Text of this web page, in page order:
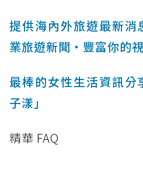
提供海內外旅遊最新消
業旅遊新聞‧豐富你的
最棒的女性生活資訊分
子漾」
精華 FAQ